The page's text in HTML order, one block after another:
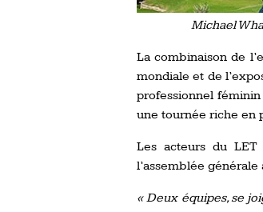
Michael
La combinaison de
mondiale et de
professionnel
une tournée riche en
Les acteurs du
l’assemblée
« Deux équipes, se